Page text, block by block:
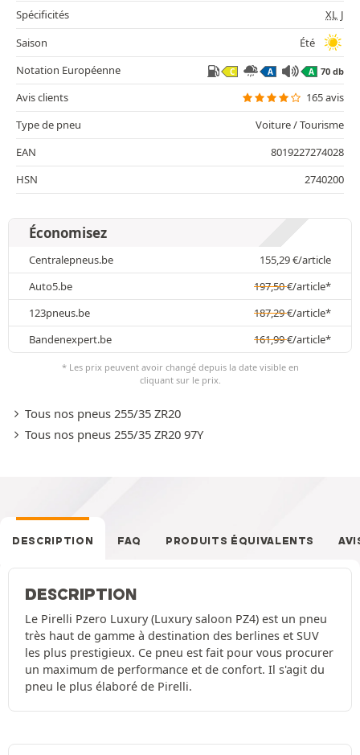
Spécificités XL J
Saison
Été
Notation Européenne
C A A 70 db
Avis clients
165 avis
Type de pneu
Voiture / Tourisme
EAN
8019227274028
HSN
2740200
Économisez
Centralepneus.be 155,29€/article
Auto5.be
197,50€/article*
123pneus.be
187,29€/article*
Bandenexpert.be
161,99€/article*
* Les prix peuvent avoir changé depuis la date visible en
cliquant sur le prix.
Tous nos pneus 255/35 ZR20
Tous nos pneus 255/35 ZR20 97Y
DESCRIPTION FAQ PRODUITS ÉQUIVALENTS
DESCRIPTION
Le Pirelli Pzero Luxury (Luxury saloon PZ4) est un pneu
très haut de gamme à destination des berlines et SUV
les plus prestigieux. Ce pneu est fait pour vous procurer
un maximum de performance et de confort. Il s'agit du
pneu le plus élaboré de Pirelli.